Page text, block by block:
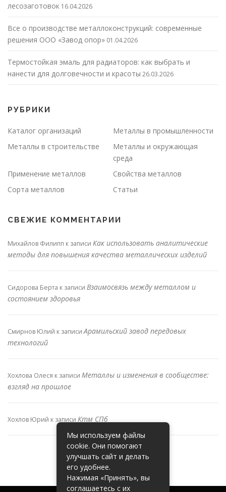
лесозаготовок 16.04.2026
Все о производстве металлоконструкций: современные
решения ООО «Завод опор» 01.04.2026
Термостойкая эмаль для радиаторов: как выбрать и
нанести для долговечности и красоты 26.03.2026
РУБРИКИ
Каталог организаций
Металлы в промышленности
Металлы в строительстве
Металлы и окружающая
среда
Применение металлов
Свойства металлов
Сорта металлов
Статьи
СВЕЖИЕ КОММЕНТАРИИ
Михайлов Филипп к записи Как использовать аналитические
методы для повышения качества металлических изделий
Сидорова Берта к записи Взаимосвязь между металлом и
состоянием здоровья
Смирнов Юлий к записиАрамильский завод передовых
технологий
Хохлова Олеся к записи Металлы и изменения в сообществе:
взгляд на прошлое
Хохлов Юрий к записи Ктм СПб
Мы используем файлы
cookie. Они помогают
улучшать сайт и делать
его удобнее.
Нажимая «Принять», вы
соглашаетесь с их